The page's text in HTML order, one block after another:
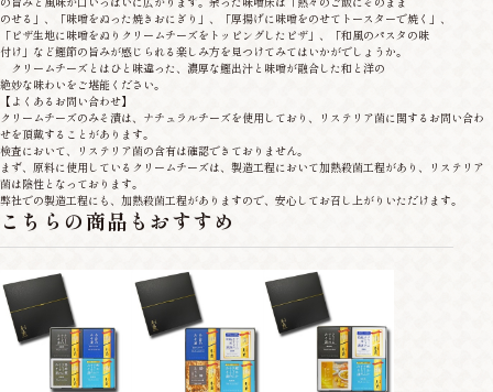
のせる」、「味噌をぬった焼きおにぎり」、「厚揚げに味噌をのせてトースターで焼く」、
「ピザ生地に味噌をぬりクリームチーズをトッピングしたピザ」、「和風のパスタの味
付け」など鰹節の旨みが感じられる楽しみ方を見つけてみてはいかがでしょうか。
クリームチーズとはひと味違った、濃厚な鰹出汁と味噌が融合した和と洋の
絶妙な味わいをご堪能ください。
【よくあるお問い合わせ】
クリームチーズのみそ漬は、ナチュラルチーズを使用しており、リステリア菌に関するお問い合わ
せを頂戴することがあります。
検査において、リステリア菌の含有は確認できておりません。
まず、原料に使用しているクリームチーズは、製造工程において加熱殺菌工程があり、リステリア
菌は陰性となっております。
弊社での製造工程にも、加熱殺菌工程がありますので、安心してお召し上がりいただけます。
こちらの商品もおすすめ